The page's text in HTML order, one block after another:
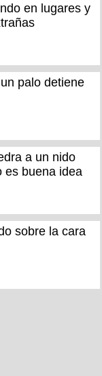
en lugares y
palo detiene
a un nido
es buena idea
sobre la cara